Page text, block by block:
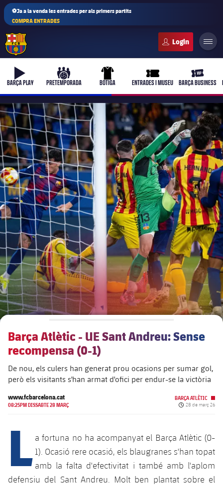
⚽Ja a la venda les entrades per als primers partits
COMPRA ENTRADES
b-play
BARÇA PLAY
culers-ball
PRETEMPORADA
uniform
BOTIGA
ticket-full
ENTRADES I MUSEU
ticket-
BARÇA BUSINESS
plusicon
més
Junta Directiva
Estructura executiva
chevron-right
label.aria.chevronright
Òrgans
chevron-right
label.aria.chevronright
Documents
Comissions i òrgans
plusicon
més
Barça Academy
Més que un club
Masia 360
La Masia
plusicon
més
Dècada a dècada
Centre de documentació
plusicon
més
Barça Atlètic - UE Sant Andreu: Sense
recompensa (0-1)
De nou, els culers han generat prou ocasions per sumar gol,
però els visitants s'han armat d'ofici per endur-se la victòria
www.fcbarcelona.cat
08:25PM DISSABTE 28 MARÇ
BARÇA ATLÈTIC
Data de
28 de març 26
L a fortuna no ha acompanyat el Barça Atlètic (0-
1). Ocasió rere ocasió, els blaugranes s'han topat
amb la falta d'efectivitat i també amb l'aplom
defensiu del Sant Andreu. Molt ben plantat sobre el